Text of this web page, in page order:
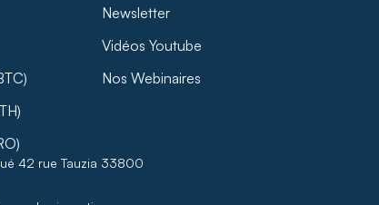
Newsletter
Vidéos Youtube
Nos Webinaires
42 rue Tauzia 33800